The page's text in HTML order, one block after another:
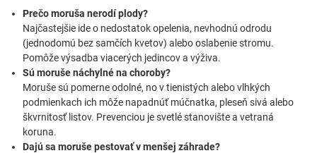
Prečo moruša nerodí plody?
Najčastejšie ide o nedostatok opelenia, nevhodnú odrodu
(jednodomú bez samčích kvetov) alebo oslabenie stromu.
Pomôže výsadba viacerých jedincov a výživa.
Sú moruše náchylné na choroby?
Moruše sú pomerne odolné, no v tienistých alebo vlhkých
podmienkach ich môže napadnúť múčnatka, pleseň sivá alebo
škvrnitosť listov. Prevenciou je svetlé stanovište a vetraná
koruna.
Dajú sa moruše pestovať v menšej záhrade?